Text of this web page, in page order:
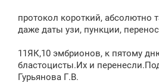
протокол короткий, абсолютно
даже даты узи, пункции,
11ЯК,10 эмбрионов, к пятому
бластоцисты.Их и
Гурьянова Г.В.